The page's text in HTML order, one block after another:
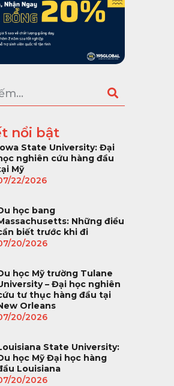
nổi bật
State University: Đại
nghiên cứu hàng đầu
Mỹ
22/2026
học bang
Những điều
biết trước khi đi
20/2026
học Mỹ trường Tulane
– Đại học nghiên
tư thục hàng đầu tại
Orleans
20/2026
State University:
học Mỹ Đại học hàng
Louisiana
20/2026